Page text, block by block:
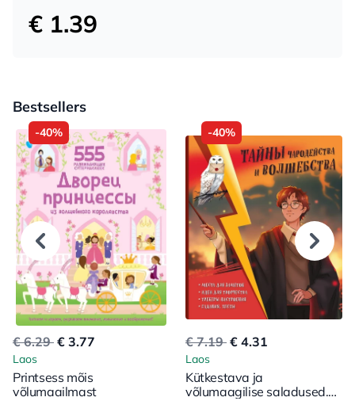
€ 1.39
Bestsellers
-40%
€ 6.29 € 3.77
Laos
Printsess mõis
võlumaailmast
-40%
€ 7.19 € 4.31
Laos
Kütkestava ja
võlumaagilise saladused.